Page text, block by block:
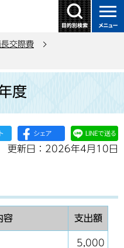
交際費
度
更新日：2026年4月10日
容 支出額
5,000